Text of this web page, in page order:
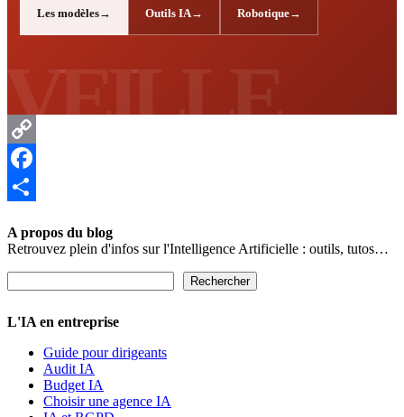
Les modèles Outils IA Robotique
Copy
Link
Facebook
A propos du blog
Retrouvez plein d'infos sur l'Intelligence Artificielle : outils, tutos…
Rechercher
L'IA en entreprise
Guide pour dirigeants
Audit IA
Budget IA
Choisir une agence IA